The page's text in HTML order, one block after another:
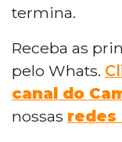
termina.
Receba as
pelo Whats.
canal do
nossas redes